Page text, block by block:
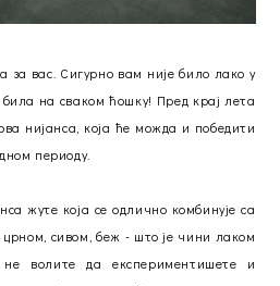
за вас. Сигурно вам није било лако у
на сваком ћошку! Пред крај лета
нијанса, која ће можда и победити
периоду.
жуте која се одлично комбинује са
сивом, беж - што је чини лаком
волите да експериментишете и